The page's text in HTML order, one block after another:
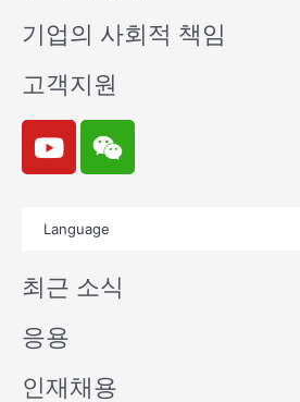
기업의 사회적 책임
고객지원
Y
o
u
e
W
e
i
n
Language
최근 소식
응용
인재채용